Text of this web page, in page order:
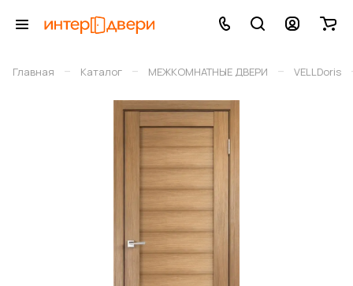
Главная – Каталог – МЕЖКОМНАТНЫЕ ДВЕРИ – VELLDoris